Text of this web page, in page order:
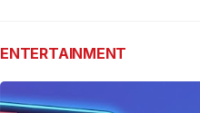
ENTERTAINMENT